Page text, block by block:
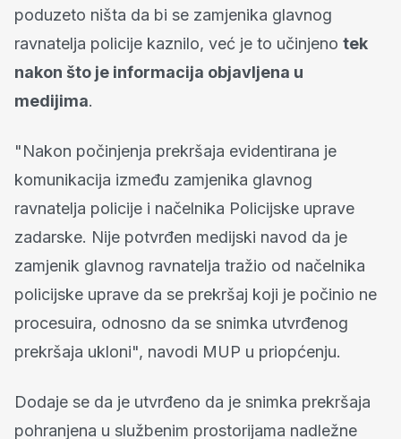
poduzeto ništa da bi se zamjenika glavnog
ravnatelja policije kaznilo, već je to učinjeno tek
nakon što je informacija objavljena u
medijima.
"Nakon počinjenja prekršaja evidentirana je
komunikacija između zamjenika glavnog
ravnatelja policije i načelnika Policijske uprave
zadarske. Nije potvrđen medijski navod da je
zamjenik glavnog ravnatelja tražio od načelnika
policijske uprave da se prekršaj koji je počinio ne
procesuira, odnosno da se snimka utvrđenog
prekršaja ukloni", navodi MUP u priopćenju.
Dodaje se da je utvrđeno da je snimka prekršaja
pohranjena u službenim prostorijama nadležne